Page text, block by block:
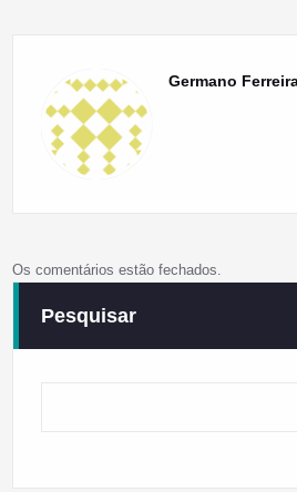
Germano
Os comentários estão fechados.
Pesquisar